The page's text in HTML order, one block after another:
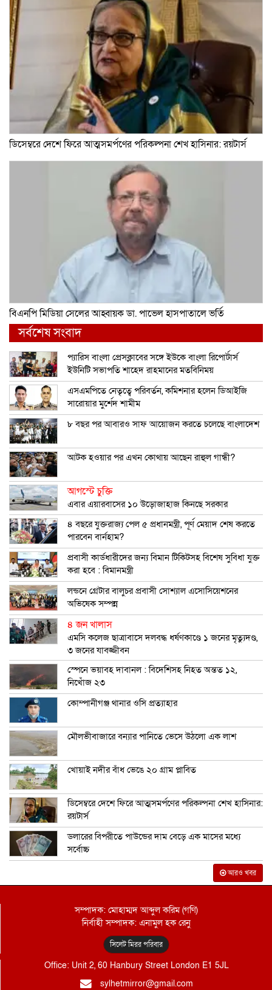
ডিসেম্বরে দেশে ফিরে আত্মসমর্পণের পরিকল্পনা শেখ হাসিনার: রয়টার্স
বিএনপি মিডিয়া সেলের আহ্বায়ক ডা. পাভেল হাসপাতালে ভর্তি
সর্বশেষ সংবাদ
প্যারিস বাংলা প্রেসক্লাবের সঙ্গে ইউকে বাংলা রিপোর্টার্স
ইউনিটি সভাপতি শাহেদ রাহমানের মতবিনিময়
এসএমপিতে নেতৃত্বে পরিবর্তন, কমিশনার হলেন ডিআইজি
সারোয়ার মুর্শেদ শামীম
৮ বছর পর আবারও সাফ আয়োজন করতে চলেছে বাংলাদেশ
আটক হওয়ার পর এখন কোথায় আছেন রাহুল গান্ধী?
আগস্টে চুক্তি
এবার এয়ারবাসের ১০ উড়োজাহাজ কিনছে সরকার
৪ বছরে যুক্তরাজ্য পেল ৫ প্রধানমন্ত্রী, পূর্ণ মেয়াদ শেষ করতে
পারবেন বার্নহাম?
প্রবাসী কার্ডধারীদের জন্য বিমান টিকিটসহ বিশেষ সুবিধা যুক্ত
করা হবে : বিমানমন্ত্রী
লন্ডনে গ্রেটার বালুচর প্রবাসী সোশ্যাল এসোসিয়েশনের
অভিষেক সম্পন্ন
৪ জন খালাস
এমসি কলেজ ছাত্রাবাসে দলবদ্ধ ধর্ষণকাণ্ডে ১ জনের মৃত্যুদণ্ড,
৩ জনের যাবজ্জীবন
স্পেনে ভয়াবহ দাবানল : বিদেশিসহ নিহত অন্তত ১২,
নিখোঁজ ২৩
কোম্পানীগঞ্জ থানার ওসি প্রত্যাহার
মৌলভীবাজারে বন্যার পানিতে ভেসে উঠলো এক লাশ
খোয়াই নদীর বাঁধ ভেঙে ২০ গ্রাম প্লাবিত
ডিসেম্বরে দেশে ফিরে আত্মসমর্পণের পরিকল্পনা শেখ হাসিনার:
রয়টার্স
ডলারের বিপরীতে পাউন্ডের দাম বেড়ে এক মাসের মধ্যে
সর্বোচ্চ
আরও খবর
সম্পাদক: মোহাম্মদ আব্দুল করিম (গণি)
নির্বাহী সম্পাদক: এনামুল হক রেনু
সিলেট মিরর পরিবার
Office: Unit 2, 60 Hanbury Street London E1 5JL
sylhetmirror@gmail.com